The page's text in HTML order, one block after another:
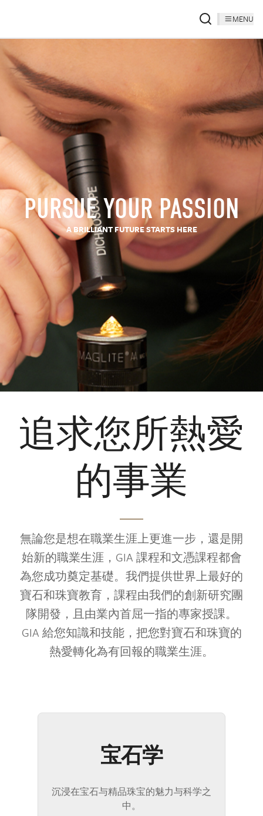
MENU
PURSUE YOUR PASSION
A BRILLIANT FUTURE STARTS HERE
追求您所熱愛
的事業
無論您是想在職業生涯上更進一步，還是開
始新的職業生涯，GIA 課程和文憑課程都會
為您成功奠定基礎。我們提供世界上最好的
寶石和珠寶教育，課程由我們的創新研究團
隊開發，且由業內首屈一指的專家授課。
GIA 給您知識和技能，把您對寶石和珠寶的
熱愛轉化為有回報的職業生涯。
宝石学
沉浸在宝石与精品珠宝的魅力与科学之
中。